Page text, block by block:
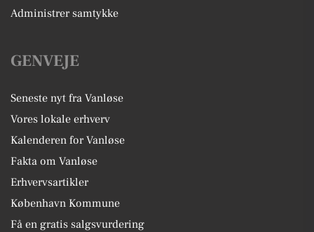
Administrer samtykke
GENVEJE
Seneste nyt fra Vanløse
Vores lokale erhverv
Kalenderen for Vanløse
Fakta om Vanløse
Erhvervsartikler
København Kommune
Få en gratis salgsvurdering